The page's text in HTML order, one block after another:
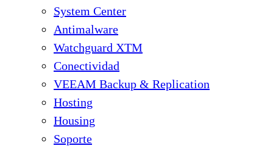
System Center
Antimalware
Watchguard XTM
Conectividad
VEEAM Backup & Replication
Hosting
Housing
Soporte